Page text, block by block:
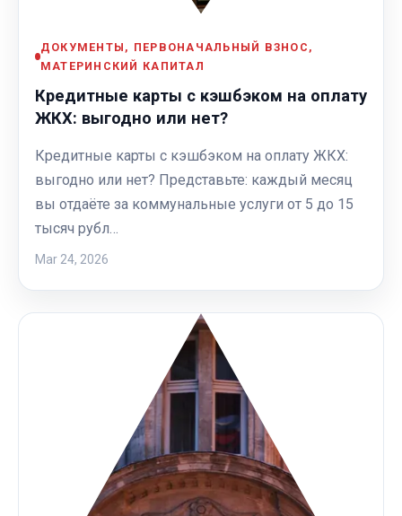
ДОКУМЕНТЫ, ПЕРВОНАЧАЛЬНЫЙ ВЗНОС,
МАТЕРИНСКИЙ КАПИТАЛ
Кредитные карты с кэшбэком на оплату
ЖКХ: выгодно или нет?
Кредитные карты с кэшбэком на оплату ЖКХ:
выгодно или нет? Представьте: каждый месяц
вы отдаёте за коммунальные услуги от 5 до 15
тысяч рубл…
Mar 24, 2026